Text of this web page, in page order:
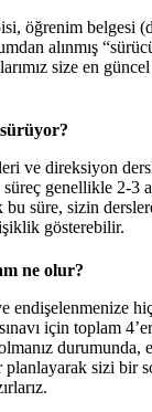
öğrenim belgesi
alınmış
size en
ve direksiyon
genellikle 2-3
süre, sizin
gösterebilir.
ne olur?
endişelenmenize
için toplam
sizi bir